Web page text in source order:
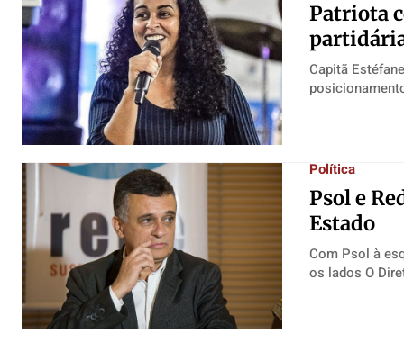
Patriota
Capitã
Política
Psol e
Estado
Com Psol à
os